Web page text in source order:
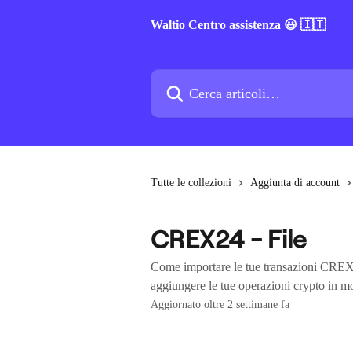
Waltio Centro assistenza 😃 🇮🇹
Cerca articoli…
Tutte le collezioni Aggiunta di account
CREX24 - File
Come importare le tue transazioni
aggiungere le tue operazioni crypto in
Aggiornato oltre 2 settimane fa